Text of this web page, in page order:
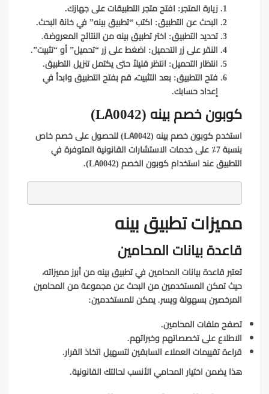
زيارة المتجر: افتح متجر التطبيقات على جهازك.
البحث عن التطبيق: اكتب “تطبيق بينه” في خانة البحث.
تحديد التطبيق: اختر تطبيق بينه من النتائج المعروضة.
النقر على زر التحميل: اضغط على زر “تحميل” أو “تثبيت”.
انتظار التحميل: انتظر قليلاً حتى يكتمل تنزيل التطبيق.
فتح التطبيق: بعد التثبيت، قم بفتح التطبيق وابدأ في
إعداد حسابك.
كوبون خصم بينه (LA0042)
استخدم كوبون خصم بينه (LA0042) للحصول على خصم خاص
بنسبة 7٪ على خدمات الاستشارات القانونية المتوفرة في
التطبيق عند استخدام كوبون الخصم (LA0042).
مميزات تطبيق بينه
قاعدة بيانات المحامين
تعتبر قاعدة بيانات المحامين في تطبيق بينه من أبرز مميزاته،
حيث تمكن المستخدمين من البحث عن مجموعة من المحامين
المرخصين بسهولة ويسر. يمكن للمستخدمين:
تصفح ملفات المحامين.
الاطلاع على تخصصاتهم وخبراتهم.
قراءة تقييمات العملاء السابقين لتسهيل اتخاذ القرار.
هذا يضمن اختيار المحامي الأنسب لحالتك القانونية.